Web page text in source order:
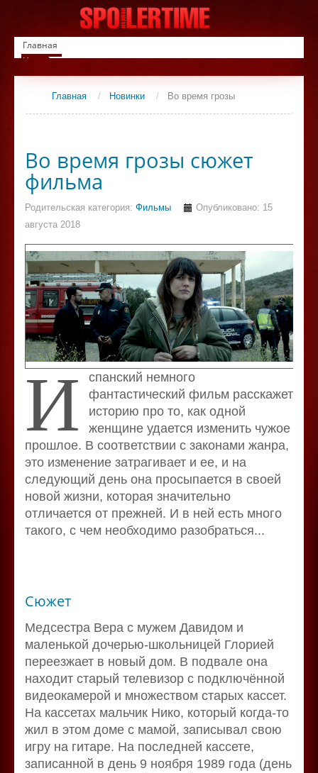
Главная
Новинки
Список фильмов
СериалыГлавная / Новинки / Во время грозы
Во время грозы сюжет
фильма
Родительская категория: Фильмы
Опубликовано: 15
августа 2018
И спанский немного
фантастический фильм расскажет
историю про то, как одной
женщине удается изменить чужое
прошлое. В соответствии с законами жанра,
это изменение затрагивает и ее, и на
следующий день она просыпается в своей
новой жизни, которая значительно
отличается от прежней. И в ней есть много
такого, с чем необходимо разобраться...
Сюжет
Медсестра Вера с мужем Давидом и
маленькой дочерью-школьницей Глорией
переезжает в новый дом. В подвале она
находит старый телевизор с подключённой
видеокамерой и множеством старых кассет.
На кассетах мальчик Нико, который когда-то
жил в этом доме с мамой, записывал свою
игру на гитаре. На последней кассете,
записанной в день 9 ноября 1989 года (день